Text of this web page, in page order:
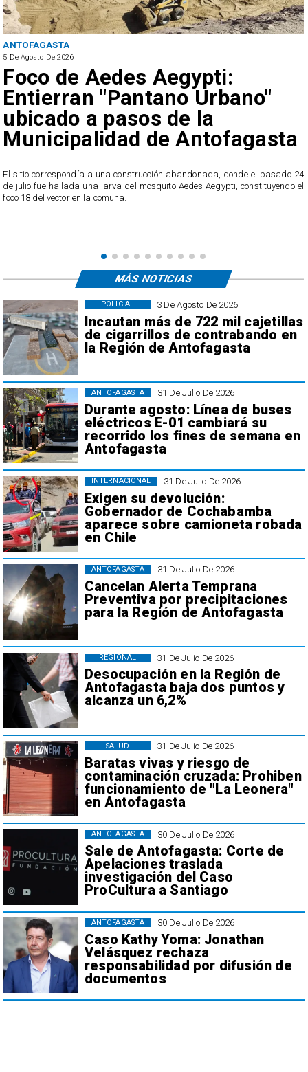
ANTOFAGASTA
5 De Agosto De 2026
Foco de Aedes Aegypti:
Entierran "Pantano Urbano"
ubicado a pasos de la
Municipalidad de Antofagasta
El sitio correspondía a una construcción abandonada, donde el pasado 24
de julio fue hallada una larva del mosquito Aedes Aegypti, constituyendo el
foco 18 del vector en la comuna.
3 De Agosto De 2026
Incautan más de 722 mil cajetillas
de cigarrillos de contrabando en
la Región de Antofagasta
POLICIAL
31 De Julio De 2026
Durante agosto: Línea de buses
eléctricos E-01 cambiará su
recorrido los fines de semana en
Antofagasta
ANTOFAGASTA
31 De Julio De 2026
Exigen su devolución:
Gobernador de Cochabamba
aparece sobre camioneta robada
en Chile
INTERNACIONAL
31 De Julio De 2026
Cancelan Alerta Temprana
Preventiva por precipitaciones
para la Región de Antofagasta
ANTOFAGASTA
31 De Julio De 2026
Desocupación en la Región de
Antofagasta baja dos puntos y
alcanza un 6,2%
REGIONAL
31 De Julio De 2026
Baratas vivas y riesgo de
contaminación cruzada: Prohiben
funcionamiento de "La Leonera"
en Antofagasta
SALUD
30 De Julio De 2026
Sale de Antofagasta: Corte de
Apelaciones traslada
investigación del Caso
ProCultura a Santiago
ANTOFAGASTA
30 De Julio De 2026
Caso Kathy Yoma: Jonathan
Velásquez rechaza
responsabilidad por difusión de
documentos
ANTOFAGASTA
MÁS NOTICIAS